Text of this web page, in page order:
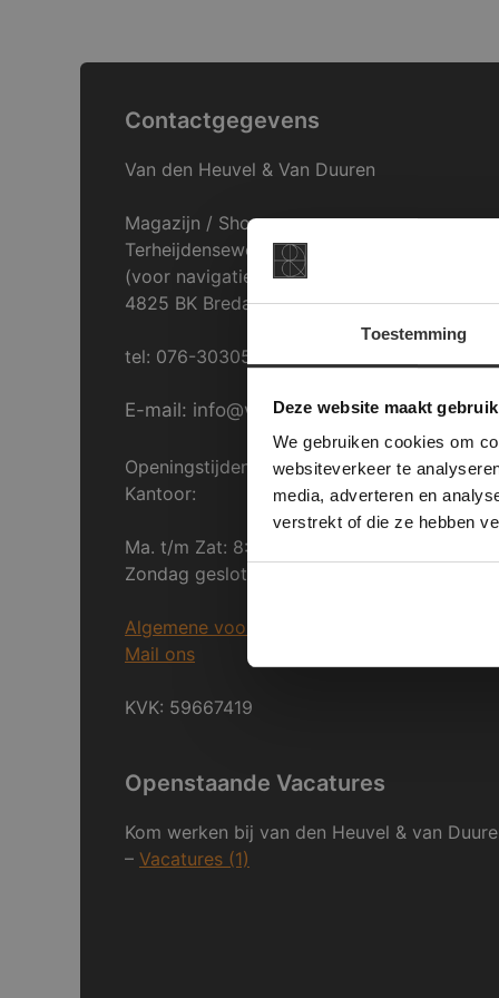
Toestemming
Deze website maakt
We gebruiken cookies om
websiteverkeer te
media, adverteren en
verstrekt of die ze hebben
Contactgegevens
Van den Heuvel & Van Duuren
Magazijn / Showroom:
Terheijdenseweg 469
(voor navigatie: Hazepad 17)
4825 BK Breda
tel: 076-3030554
E-mail: info@vdh-vd.nl
Openingstijden Breda:
Kantoor:
Ma. t/m Zat: 8:30 tot 17:00
Zondag gesloten.
Algemene voorwaarden
Mail ons
KVK: 59667419
Openstaande Vacatures
Kom werken bij van den Heuvel & van
– Vacatures (1)
Deze
onze